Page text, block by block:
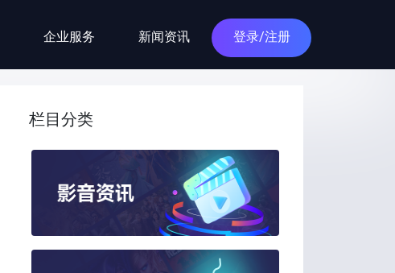
企业服务 新闻资讯 登录/注册
栏目分类